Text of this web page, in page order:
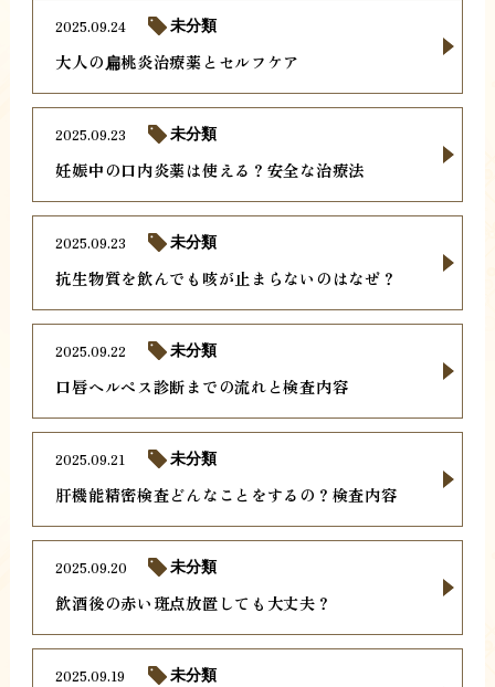
大人の扁桃炎治療薬とセルフケア
2025.09.24 未分類
妊娠中の口内炎薬は使える？安全な治療法
2025.09.23 未分類
抗生物質を飲んでも咳が止まらないのはなぜ？
2025.09.23 未分類
口唇ヘルペス診断までの流れと検査内容
2025.09.22 未分類
肝機能精密検査どんなことをするの？検査内容
2025.09.21 未分類
飲酒後の赤い斑点放置しても大丈夫？
2025.09.20 未分類
2025.09.19 未分類